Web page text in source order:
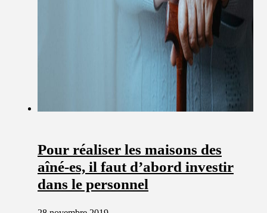
Pour réaliser les maisons des
aîné-es, il faut d’abord investir
dans le personnel